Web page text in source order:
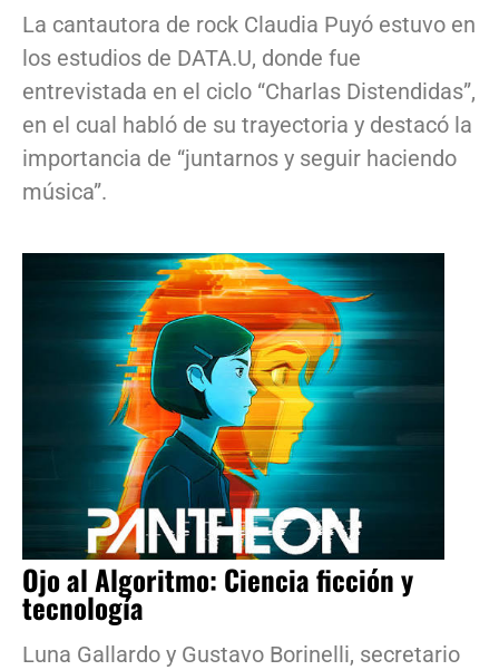
La cantautora de rock Claudia Puyó estuvo en
los estudios de DATA.U, donde fue
entrevistada en el ciclo “Charlas Distendidas”,
en el cual habló de su trayectoria y destacó la
importancia de “juntarnos y seguir haciendo
música”.
Ojo al Algoritmo: Ciencia ficción y
tecnología
Luna Gallardo y Gustavo Borinelli, secretario